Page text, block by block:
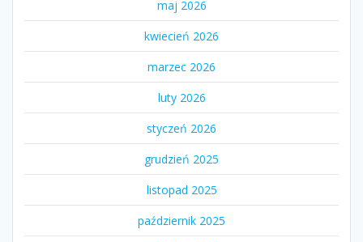
maj 2026
kwiecień 2026
marzec 2026
luty 2026
styczeń 2026
grudzień 2025
listopad 2025
październik 2025